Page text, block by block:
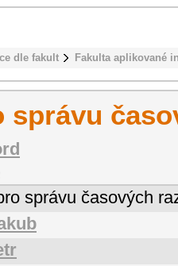
dle fakult Fakulta aplikované
správu
správu časových